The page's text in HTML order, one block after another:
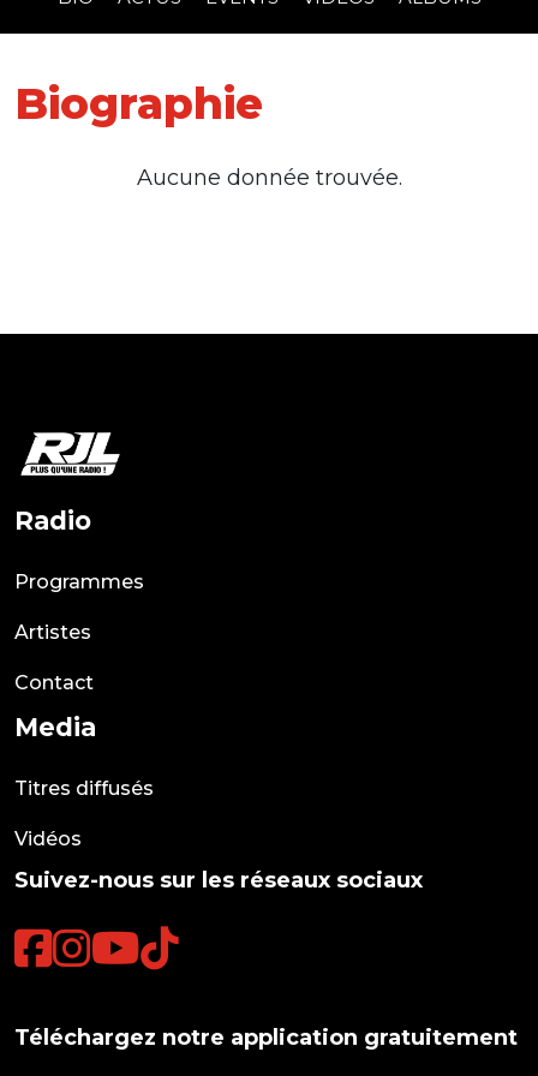
Biographie
Aucune donnée trouvée.
Radio
Programmes
Artistes
Contact
Media
Titres diffusés
Vidéos
Suivez-nous sur les réseaux sociaux
Téléchargez notre application gratuitement